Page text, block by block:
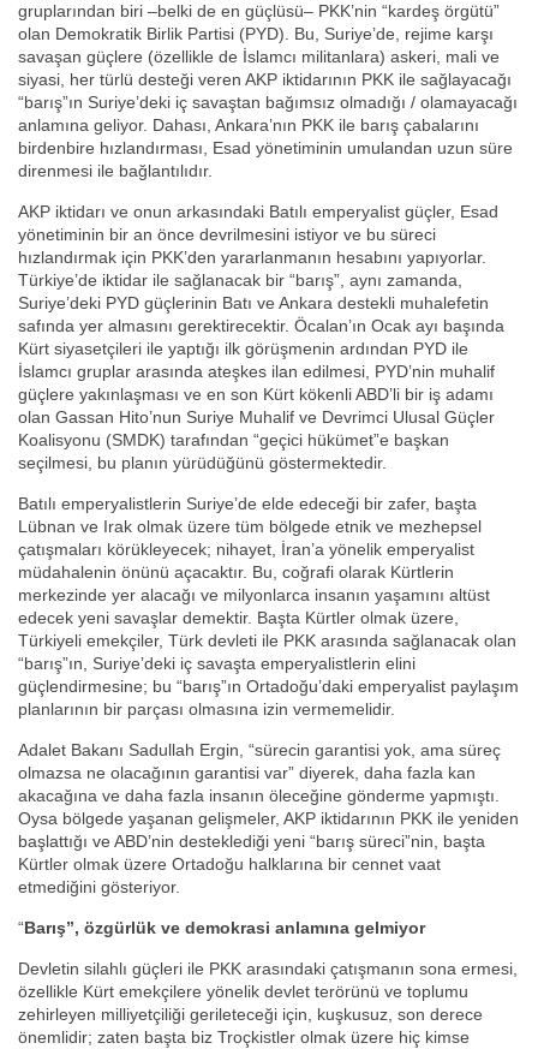
gruplarından biri –belki de en güçlüsü– PKK’nin “kardeş örgütü”
olan Demokratik Birlik Partisi (PYD). Bu, Suriye’de, rejime karşı
savaşan güçlere (özellikle de İslamcı militanlara) askeri, mali ve
siyasi, her türlü desteği veren AKP iktidarının PKK ile sağlayacağı
“barış”ın Suriye’deki iç savaştan bağımsız olmadığı / olamayacağı
anlamına geliyor. Dahası, Ankara’nın PKK ile barış çabalarını
birdenbire hızlandırması, Esad yönetiminin umulandan uzun süre
direnmesi ile bağlantılıdır.
AKP iktidarı ve onun arkasındaki Batılı emperyalist güçler, Esad
yönetiminin bir an önce devrilmesini istiyor ve bu süreci
hızlandırmak için PKK’den yararlanmanın hesabını yapıyorlar.
Türkiye’de iktidar ile sağlanacak bir “barış”, aynı zamanda,
Suriye’deki PYD güçlerinin Batı ve Ankara destekli muhalefetin
safında yer almasını gerektirecektir. Öcalan’ın Ocak ayı başında
Kürt siyasetçileri ile yaptığı ilk görüşmenin ardından PYD ile
İslamcı gruplar arasında ateşkes ilan edilmesi, PYD’nin muhalif
güçlere yakınlaşması ve en son Kürt kökenli ABD’li bir iş adamı
olan Gassan Hito’nun Suriye Muhalif ve Devrimci Ulusal Güçler
Koalisyonu (SMDK) tarafından “geçici hükümet”e başkan
seçilmesi, bu planın yürüdüğünü göstermektedir.
Batılı emperyalistlerin Suriye’de elde edeceği bir zafer, başta
Lübnan ve Irak olmak üzere tüm bölgede etnik ve mezhepsel
çatışmaları körükleyecek; nihayet, İran’a yönelik emperyalist
müdahalenin önünü açacaktır. Bu, coğrafi olarak Kürtlerin
merkezinde yer alacağı ve milyonlarca insanın yaşamını altüst
edecek yeni savaşlar demektir. Başta Kürtler olmak üzere,
Türkiyeli emekçiler, Türk devleti ile PKK arasında sağlanacak olan
“barış”ın, Suriye’deki iç savaşta emperyalistlerin elini
güçlendirmesine; bu “barış”ın Ortadoğu’daki emperyalist paylaşım
planlarının bir parçası olmasına izin vermemelidir.
Adalet Bakanı Sadullah Ergin, “sürecin garantisi yok, ama süreç
olmazsa ne olacağının garantisi var” diyerek, daha fazla kan
akacağına ve daha fazla insanın öleceğine gönderme yapmıştı.
Oysa bölgede yaşanan gelişmeler, AKP iktidarının PKK ile yeniden
başlattığı ve ABD’nin desteklediği yeni “barış süreci”nin, başta
Kürtler olmak üzere Ortadoğu halklarına bir cennet vaat
etmediğini gösteriyor.
“Barış”, özgürlük ve demokrasi anlamına gelmiyor
Devletin silahlı güçleri ile PKK arasındaki çatışmanın sona ermesi,
özellikle Kürt emekçilere yönelik devlet terörünü ve toplumu
zehirleyen milliyetçiliği gerileteceği için, kuşkusuz, son derece
önemlidir; zaten başta biz Troçkistler olmak üzere hiç kimse